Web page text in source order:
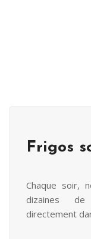
Frigos
Chaque soir,
dizaines de
directement